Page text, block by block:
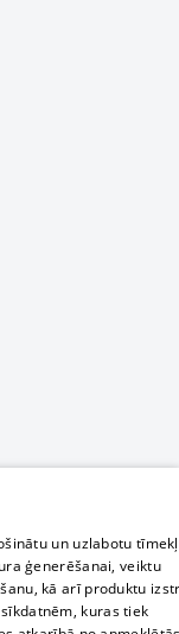
un uzlabotu
ģenerēšanai, veiktu
kā arī produktu
kuras tiek